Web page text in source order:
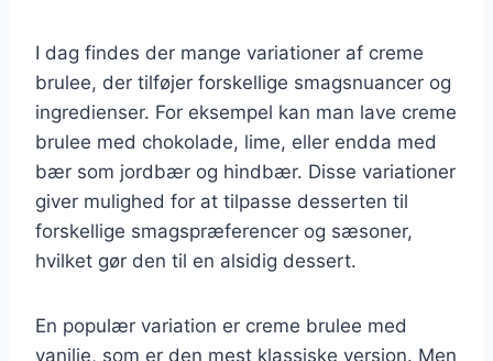
I dag findes der mange variationer af creme
brulee, der tilføjer forskellige smagsnuancer og
ingredienser. For eksempel kan man lave creme
brulee med chokolade, lime, eller endda med
bær som jordbær og hindbær. Disse variationer
giver mulighed for at tilpasse desserten til
forskellige smagspræferencer og sæsoner,
hvilket gør den til en alsidig dessert.
En populær variation er creme brulee med
vanilje, som er den mest klassiske version. Men